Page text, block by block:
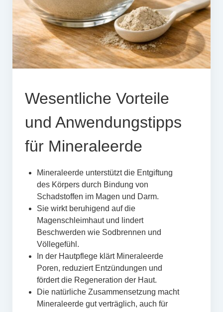
Wesentliche Vorteile
und Anwendungstipps
für Mineraleerde
Mineraleerde unterstützt die Entgiftung
des Körpers durch Bindung von
Schadstoffen im Magen und Darm.
Sie wirkt beruhigend auf die
Magenschleimhaut und lindert
Beschwerden wie Sodbrennen und
Völlegefühl.
In der Hautpflege klärt Mineraleerde
Poren, reduziert Entzündungen und
fördert die Regeneration der Haut.
Die natürliche Zusammensetzung macht
Mineraleerde gut verträglich, auch für